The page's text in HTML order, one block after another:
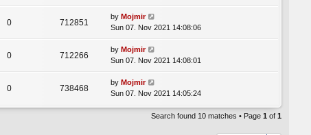
0 712851
by Mojmir
Sun 07. Nov 2021 14:08:06
0 712266
by Mojmir
Sun 07. Nov 2021 14:08:01
0 738468
by Mojmir
Sun 07. Nov 2021 14:05:24
Search found 10 matches • Page 1 of 1